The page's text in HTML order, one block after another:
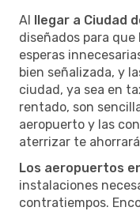
Al llegar a Ciudad
diseñados para
esperas
bien señalizada, y
ciudad, ya sea en
rentado, son
aeropuerto y las
aterrizar te
Los aeropuertos
instalaciones
contratiempos.